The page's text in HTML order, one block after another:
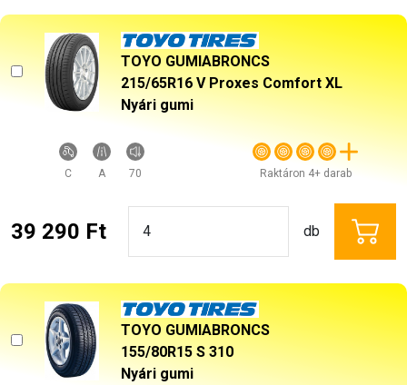
TOYO GUMIABRONCS
215/65R16 V Proxes Comfort XL
Nyári gumi
C A 70 Raktáron 4+ darab
39 290 Ft db
TOYO GUMIABRONCS
155/80R15 S 310
Nyári gumi